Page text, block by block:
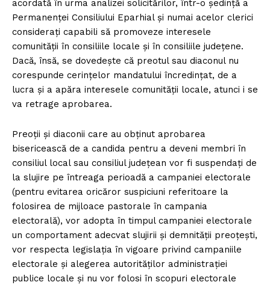
acordată în urma analizei solicitărilor, într-o ședință a
Permanenței Consiliului Eparhial și numai acelor clerici
considerați capabili să promoveze interesele
comunității în consiliile locale și în consiliile județene.
Dacă, însă, se dovedește că preotul sau diaconul nu
corespunde cerințelor mandatului încredințat, de a
lucra şi a apăra interesele comunității locale, atunci i se
va retrage aprobarea.
Preoții și diaconii care au obținut aprobarea
bisericească de a candida pentru a deveni membri în
consiliul local sau consiliul județean vor fi suspendați de
la slujire pe întreaga perioadă a campaniei electorale
(pentru evitarea oricăror suspiciuni referitoare la
folosirea de mijloace pastorale în campania
electorală), vor adopta în timpul campaniei electorale
un comportament adecvat slujirii şi demnității preoțești,
vor respecta legislația în vigoare privind campaniile
electorale şi alegerea autorităților administrației
publice locale şi nu vor folosi în scopuri electorale